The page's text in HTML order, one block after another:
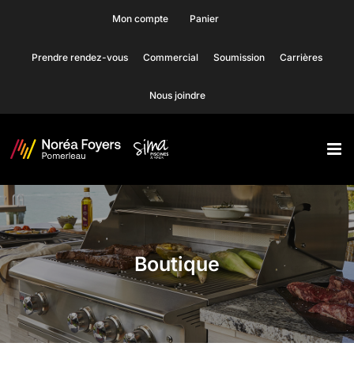
content
Mon compte Panier
Prendre rendez-vous Commercial Soumission Carrières
Nous joindre
Boutique